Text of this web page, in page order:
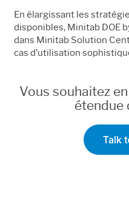
En élargissant les
disponibles, Minitab DOE
dans Minitab Solution
cas d’utilisation
Vous souhaitez
étendue